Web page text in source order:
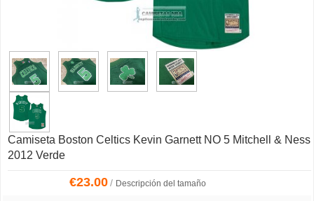
Camiseta Boston Celtics Kevin Garnett NO 5 Mitchell & Ness
2012 Verde
€23.00/ Descripción del tamaño